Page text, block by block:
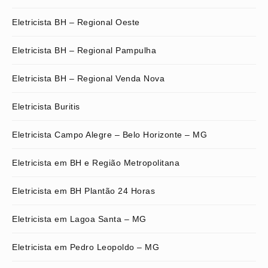
Eletricista BH – Regional Oeste
Eletricista BH – Regional Pampulha
Eletricista BH – Regional Venda Nova
Eletricista Buritis
Eletricista Campo Alegre – Belo Horizonte – MG
Eletricista em BH e Região Metropolitana
Eletricista em BH Plantão 24 Horas
Eletricista em Lagoa Santa – MG
Eletricista em Pedro Leopoldo – MG